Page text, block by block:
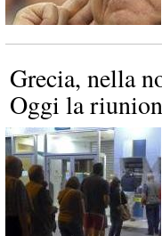
Grecia, nella
Oggi la